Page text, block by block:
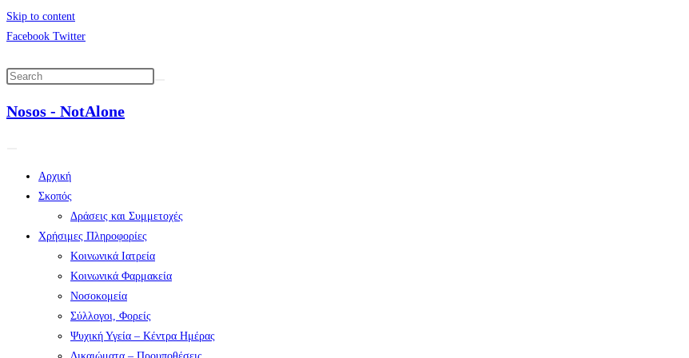
Skip to content
Facebook Twitter
Nosos - NotAlone
Αρχική
Σκοπός
Δράσεις και Συμμετοχές
Χρήσιμες Πληροφορίες
Κοινωνικά Ιατρεία
Κοινωνικά Φαρμακεία
Νοσοκομεία
Σύλλογοι, Φορείς
Ψυχική Υγεία – Κέντρα Ημέρας